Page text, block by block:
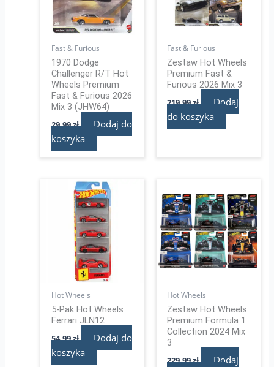
Fast & Furious
1970 Dodge
Challenger R/T Hot
Wheels Premium
Fast & Furious 2026
Mix 3 (JHW64)
29,99zł
Dodaj do
koszyka
Fast & Furious
Zestaw Hot Wheels
Premium Fast &
Furious 2026 Mix 3
219,99zł
Dodaj
do koszyka
Hot Wheels
5-Pak Hot Wheels
Ferrari JLN12
54,99zł
Dodaj do
koszyka
Hot Wheels
Zestaw Hot Wheels
Premium Formula 1
Collection 2024 Mix
3
229,99zł
Dodaj